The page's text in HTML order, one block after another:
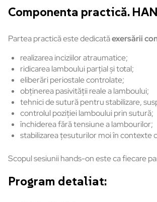
Componenta practică.
Partea practică este dedicatăexersării
realizarea inciziilor atraumatice;
ridicarea lamboului parțial și total;
eliberări periostale controlate;
obținerea pasivității reale a lamboului;
tehnici de sutură pentru stabilizare,
controlul poziției lamboului prin sutură;
închiderea fără tensiune a lambourilor;
stabilizarea țesuturilor moi în contexte
Scopul sesiunii hands-on este ca fiecare
Program detaliat: